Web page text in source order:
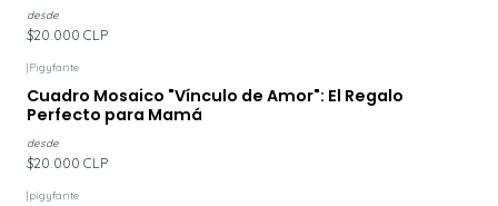
desde
$20.000 CLP
|Pigyfante
Cuadro Mosaico "Vínculo de Amor": El Regalo
Perfecto para Mamá
desde
$20.000 CLP
|pigyfante